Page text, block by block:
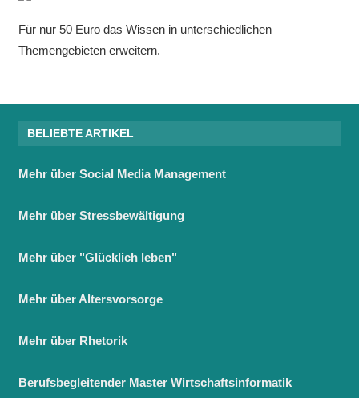
Für nur 50 Euro das Wissen in unterschiedlichen
Themengebieten erweitern.
BELIEBTE ARTIKEL
Mehr über Social Media Management
Mehr über Stressbewältigung
Mehr über "Glücklich leben"
Mehr über Altersvorsorge
Mehr über Rhetorik
Berufsbegleitender Master Wirtschaftsinformatik